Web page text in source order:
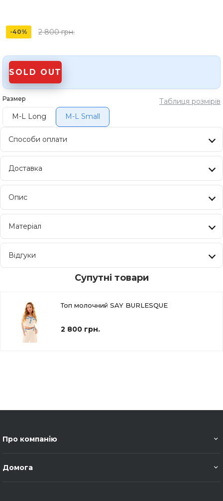
-40% 2 800 грн.
SOLD OUT
Размер
M-L Long M-L Small
Таблиця розмірів
Способи оплати
Доставка
Опис
Матеріал
Відгуки
Супутні товари
Топ молочний SAY BURLESQUE
2 800 грн.
Про компанію
Домога